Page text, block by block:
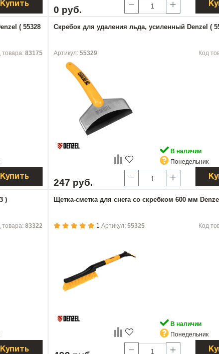
Купить
0 руб.
( 55328
товара: 83175
Купить
Скребок для удаления льда, усиленный Denzel (
Артикул: 55329 Код
В наличии
Понедельник
247 руб.
)
товара: 83322
Купить
Щетка-сметка для снега со скребком 600 мм
1 Артикул: 55325 Код
В наличии
Понедельник